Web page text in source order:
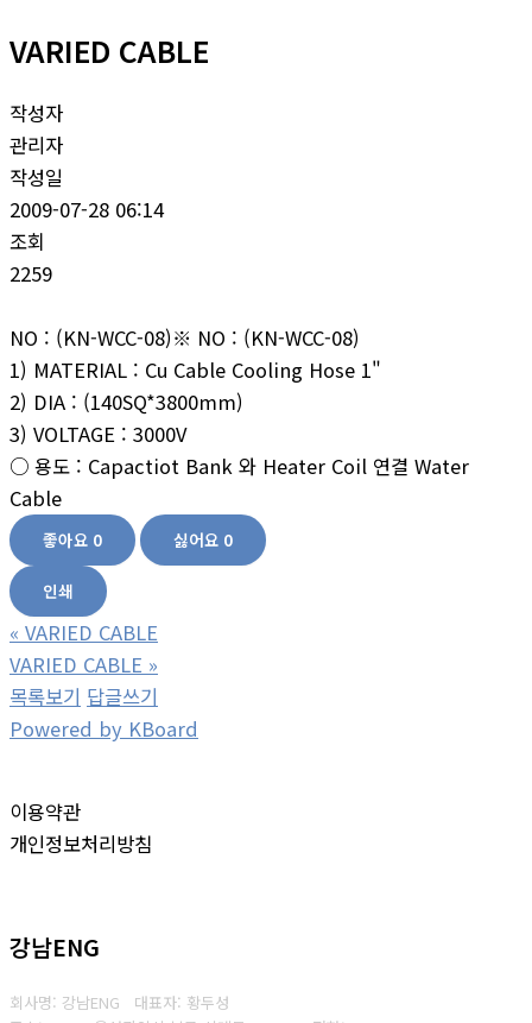
VARIED CABLE
작성자
관리자
작성일
2009-07-28 06:14
조회
2259
NO : (KN-WCC-08)※ NO : (KN-WCC-08)
1) MATERIAL : Cu Cable Cooling Hose 1"
2) DIA : (140SQ*3800mm)
3) VOLTAGE : 3000V
○ 용도 : Capactiot Bank 와 Heater Coil 연결 Water
Cable
좋아요 0 싫어요 0
인쇄
« VARIED CABLE
VARIED CABLE »
목록보기 답글쓰기
Powered by KBoard
이용약관
개인정보처리방침
강남ENG
회사명: 강남ENG 대표자: 황두성